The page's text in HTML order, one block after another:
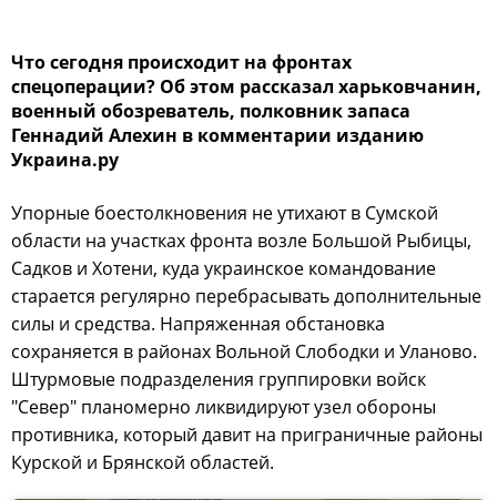
Что сегодня происходит на фронтах
спецоперации? Об этом рассказал харьковчанин,
военный обозреватель, полковник запаса
Геннадий Алехин в комментарии изданию
Украина.ру
Упорные боестолкновения не утихают в Сумской
области на участках фронта возле Большой Рыбицы,
Садков и Хотени, куда украинское командование
старается регулярно перебрасывать дополнительные
силы и средства. Напряженная обстановка
сохраняется в районах Вольной Слободки и Уланово.
Штурмовые подразделения группировки войск
"Север" планомерно ликвидируют узел обороны
противника, который давит на приграничные районы
Курской и Брянской областей.